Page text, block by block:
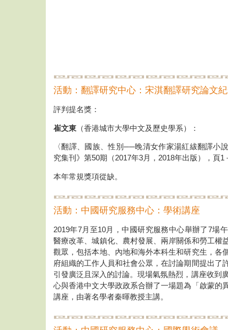
活動：翻譯研究中心：宋淇翻譯研究論文
評判提名獎：
崔文東 （香港城市大學中文及歷史學系）：
〈翻譯、國族、性別──晚清女作家湯紅紱翻譯小
究集刊》第50期（2017年3月，2018年出版），頁1
本年常規獎項從缺。
活動：中國研究服務中心：學術講座
2019年7月至10月，中國研究服務中心舉辦了7場
醫療改革、城鎮化、農村發展、兩岸關係和勞工權
觀眾，包括本地、內地和海外本科生和研究生，各
府組織的工作人員和社會公眾，在討論期間提出了
引發廣泛且深入的討論。現場氣氛熱烈，講座收到
心與香港中文大學政政系合辦了一場題為「啟蒙的
講座，由著名學者秦暉教授主講。